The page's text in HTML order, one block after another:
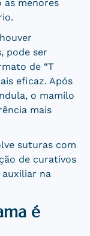
as menores
pode ser
de “T
eficaz. Após
o mamilo
mais
suturas com
de curativos
na
é